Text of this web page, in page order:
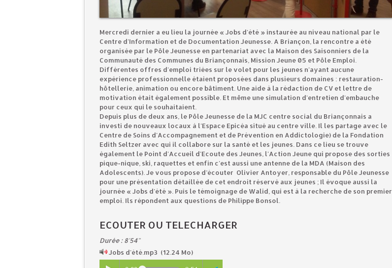
Mercredi dernier a eu lieu la journée « Jobs d'été » instaurée au niveau national par le
Centre d'Information et de Documentation Jeunesse. A Briançon, la rencontre a été
organisée par le Pôle Jeunesse en partenariat avec la Maison des Saisonniers de la
Communauté des Communes du Briançonnais, Mission Jeune 05 et Pôle Emploi.
Différentes offres d'emploi triées sur le volet pour les jeunes n'ayant aucune
expérience professionnelle étaient proposées dans plusieurs domaines : restauration-
hôtellerie, animation ou encore bâtiment. Une aide à la rédaction de CV et lettre de
motivation était également possible. Et même une simulation d'entretien d'embauche
pour ceux qui le souhaitaient.
Depuis plus de deux ans, le Pôle Jeunesse de la MJC centre social du Briançonnais a
investi de nouveaux locaux à l'Espace Epicéa situé au centre ville. Il les partage avec le
Centre de Soins d'Accompagnement et de Prévention en Addictologie) de la Fondation
Edith Seltzer avec qui il collabore sur la santé et les jeunes. Dans ce lieu se trouve
également le Point d'Accueil d'Ecoute des Jeunes, l'Action Jeune qui propose des sorties
pique-nique, ski, raquettes et enfin c'est aussi une antenne de la MDA (Maison des
Adolescents). Je vous propose d’écouter Olivier Antoyer, responsable du Pôle Jeunesse
pour une présentation détaillée de cet endroit réservé aux jeunes ; Il évoque aussi la
journée « Jobs d'été ». Puis le témoignage de Walid, qui est à la recherche de son premier
emploi. Ils répondent aux questions de Philippe Bonsol.
ECOUTER OU TELECHARGER
Durée : 8'54"
Jobs d'été.mp3 (12.24 Mo)